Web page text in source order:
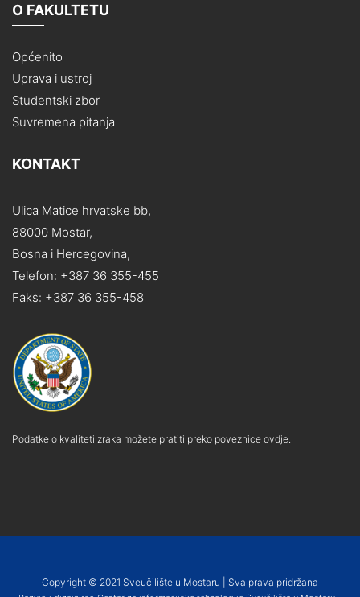
O FAKULTETU
Općenito
Uprava i ustroj
Studentski zbor
Suvremena pitanja
KONTAKT
Ulica Matice hrvatske bb,
88000 Mostar,
Bosna i Hercegovina,
Telefon: +387 36 355-455
Faks: +387 36 355-458
Podatke o kvaliteti zraka možete pratiti preko poveznice ovdje.
Copyright © 2021 Sveučilište u Mostaru | Sva prava pridržana